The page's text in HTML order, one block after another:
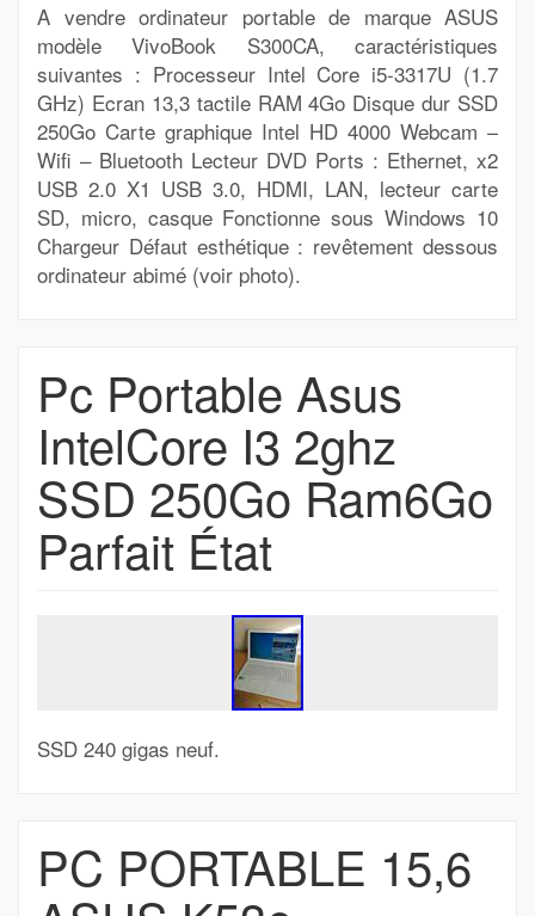
A vendre ordinateur portable de marque ASUS
modèle VivoBook S300CA, caractéristiques
suivantes : Processeur Intel Core i5-3317U (1.7
GHz) Ecran 13,3 tactile RAM 4Go Disque dur SSD
250Go Carte graphique Intel HD 4000 Webcam –
Wifi – Bluetooth Lecteur DVD Ports : Ethernet, x2
USB 2.0 X1 USB 3.0, HDMI, LAN, lecteur carte
SD, micro, casque Fonctionne sous Windows 10
Chargeur Défaut esthétique : revêtement dessous
ordinateur abimé (voir photo).
Pc Portable Asus
IntelCore I3 2ghz
SSD 250Go Ram6Go
Parfait État
SSD 240 gigas neuf.
PC PORTABLE 15,6